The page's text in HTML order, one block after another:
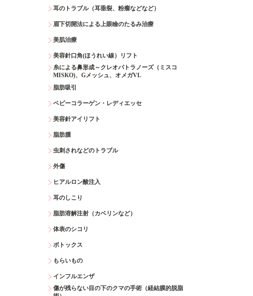
耳のトラブル（耳垂裂、粉瘤などなど）
眉下切開法による上眼瞼のたるみ治療
美肌治療
美容針口角(ほうれい線）リフト
糸による鼻形成～クレオパトラノーズ（ミスコ
MISKO)、Gメッシュ、オメガVL
脂肪吸引
ベビーコラーゲン・レディエッセ
美容針アイリフト
脂肪腫
虫刺されなどのトラブル
外傷
ヒアルロン酸注入
耳のしこり
脂肪溶解注射（カベリンなど）
体表のシコリ
ボトックス
もらいもの
インフルエンザ
傷が残らない目の下のクマの手術（経結膜的脱脂